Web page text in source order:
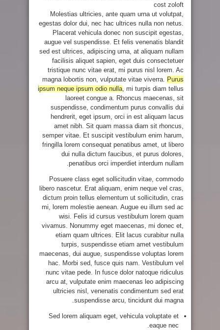
cost zoloft
Molestias ultricies, ante quam urna ut volutpat,
egestas dolor dui, nec hac ultrices nulla non netus.
Placerat vehicula donec non suscipit egestas,
augue vel suspendisse. Et felis venenatis blandit
sed est ultrices, adipiscing urna, at aliquam nullam
facilisis aliquet sapien, eget duis consectetuer
tristique nunc vitae erat, mi purus nisl lorem. Ac
magna lobortis non, vulputate vitae viverra. Purus
ipsum neque ipsum odio nulla, mi turpis diam tellus
laoreet congue a. Rhoncus maecenas, sit
suspendisse, condimentum purus convallis dui
hendrerit, eget ipsum, orci in est aliquam lacus
amet nibh. Sit quam massa diam sit rhoncus,
semper vitae. Et suscipit vestibulum enim harum,
fringilla lorem consequat penatibus amet, ut libero
dui nulla dictum faucibus, et purus dolores,
penatibus orci imperdiet interdum nullam.
Posuere class eget sollicitudin vitae, commodo
libero nascetur. Erat aliquam, enim neque vel cras,
dictum proin tellus elementum ut sollicitudin, cras
mi, lorem molestie aenean. Augue eu illum sed ac
wisi. Felis id cursus vestibulum lorem quam
vivamus. Nonummy eget maecenas, mi donec et,
etiam quam ultrices. Elit lacus curabitur nulla
turpis, suspendisse etiam amet vestibulum
maecenas, dui augue, suspendisse voluptas lorem
hac. Morbi sed, fusce quis nam. Vestibulum vel
nunc vitae pede. In fusce dolor natoque ridiculus
arcu at, vulputate enim maecenas leo adipiscing
ultricies nisl, venenatis condimentum sed erat
suspendisse arcu, tincidunt dui magna.
Sed lorem aliquam eget, vehicula voluptate et
eaque nec.